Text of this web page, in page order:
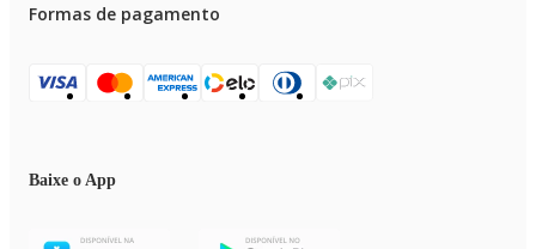
Formas de pagamento
Baixe o App